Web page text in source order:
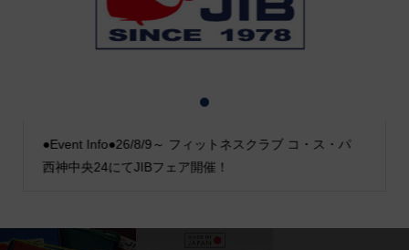
●Event Info●26/8/9～ フィットネスクラブ コ・ス・パ
西神中央24にてJIBフェア開催！
2